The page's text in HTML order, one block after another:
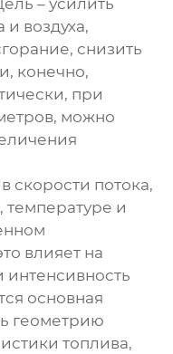
– усилить
воздуха,
снизить
конечно,
при
можно
скорости потока,
температуре и
влияет на
основная
геометрию
топлива,